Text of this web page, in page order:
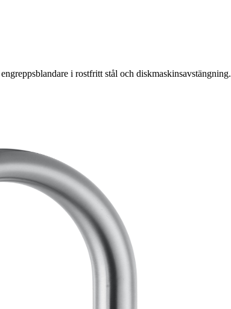
i rostfritt stål och diskmaskinsavstängning.